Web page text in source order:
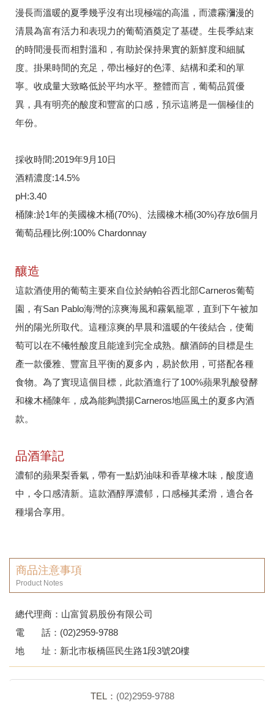
漫長而溫暖的夏季幾乎沒有出現極端的高溫，而濃霧瀰漫的
清晨為富有活力和表現力的葡萄酒奠定了基礎。生長季結束
的時間漫長而相對溫和，有助於保持果實的新鮮度和細膩
度。掛果時間的充足，帶出極好的色澤、結構和柔和的單
寧。收成量大致略低於平均水平。整體而言，葡萄品質優
異，具有明亮的酸度和豐富的口感，預示這將是一個極佳的
年份。
採收時間:2019年9月10日
酒精濃度:14.5%
pH:3.40
桶陳:於1年的美國橡木桶(70%)、法國橡木桶(30%)存放6個月
葡萄品種比例:100% Chardonnay
釀造
這款酒使用的葡萄主要來自位於納帕谷西北部Carneros葡萄
園，有San Pablo海灣的涼爽海風和霧氣籠罩，直到下午被加
州的陽光所取代。這種涼爽的早晨和溫暖的午後結合，使葡
萄可以在不犧牲酸度且能達到完全成熟。釀酒師的目標是生
產一款優雅、豐富且平衡的夏多內，易於飲用，可搭配各種
食物。為了實現這個目標，此款酒進行了100%蘋果乳酸發酵
和橡木桶陳年，成為能夠讚揚Carneros地區風土的夏多內酒
款。
品酒筆記
濃郁的蘋果梨香氣，帶有一點奶油味和香草橡木味，酸度適
中，令口感清新。這款酒醇厚濃郁，口感極其柔滑，適合各
種場合享用。
商品注意事項
Product Notes
總代理商：山富貿易股份有限公司
電 話：(02)2959-9788
地 址：新北市板橋區民生路1段3號20樓
TEL： (02)2959-9788